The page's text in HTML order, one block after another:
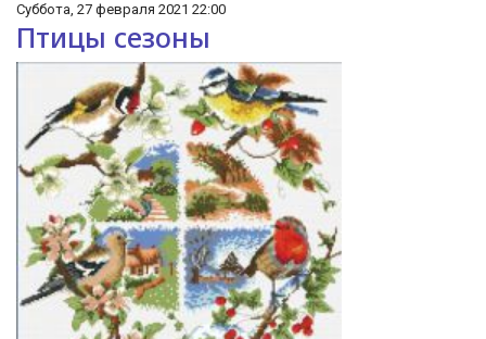
Суббота, 27 февраля 2021 22:00
Птицы сезоны